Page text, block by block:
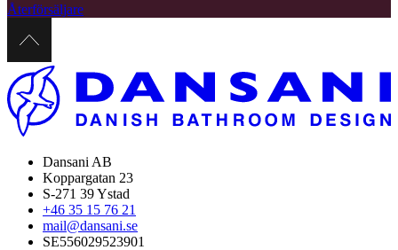
Återförsäljare
Dansani AB
Koppargatan 23
S-271 39 Ystad
+46 35 15 76 21
mail@dansani.se
SE556029523901